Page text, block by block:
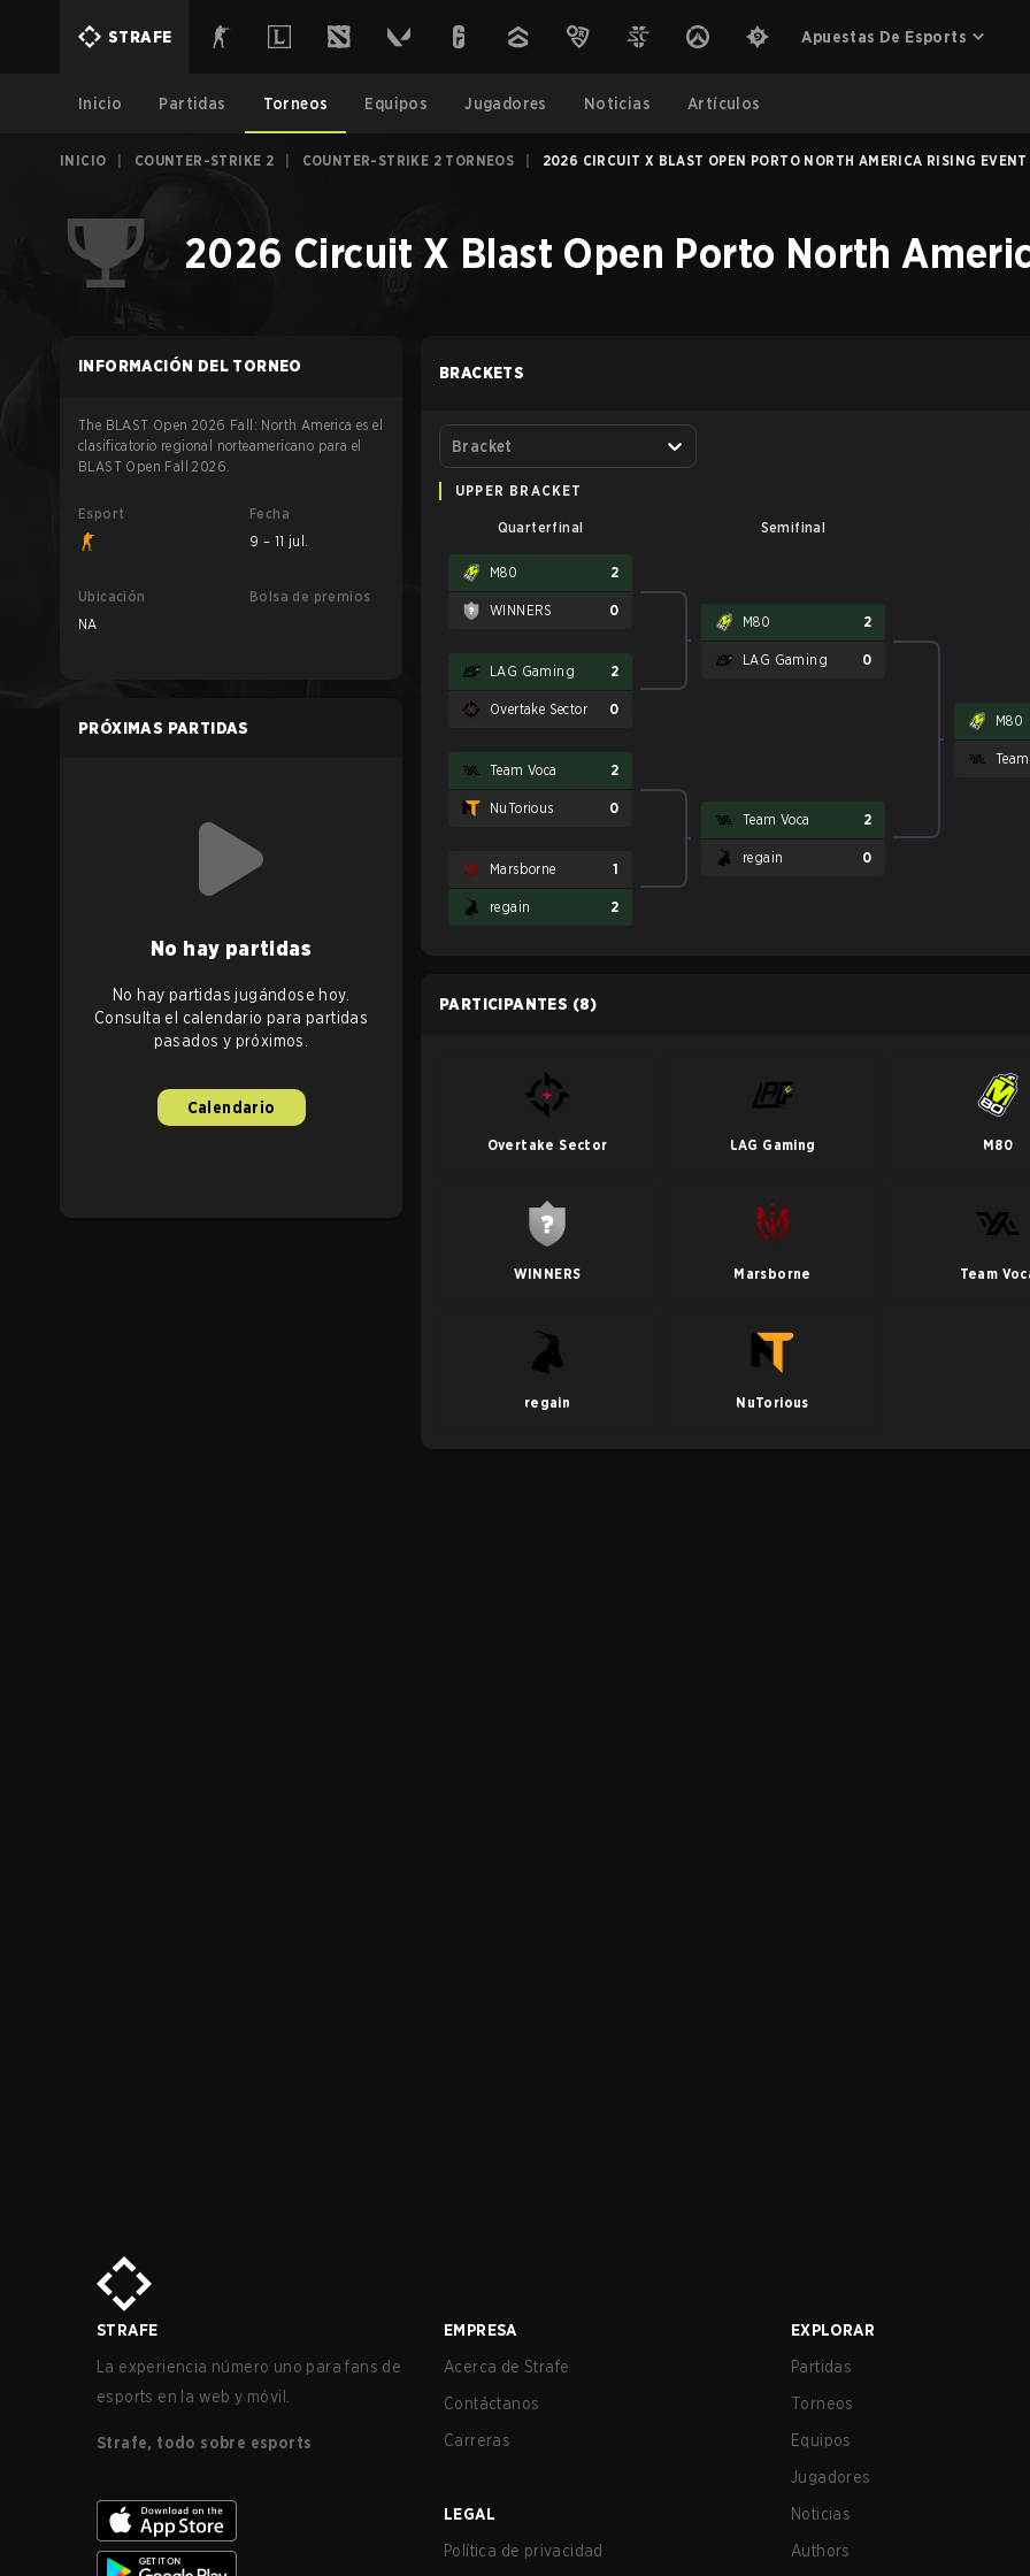
STRAFE Apuestas De Esports
Inicio Partidas Torneos Equipos Jugadores Noticias Artículos
INICIO COUNTER-STRIKE 2 COUNTER-STRIKE 2 TORNEOS 2026 CIRCUIT X BLAST OPEN PORTO NORTH AMERICA RISING EVENT
2026 Circuit X Blast Open Porto North
INFORMACIÓN DEL TORNEO
The BLAST Open 2026 Fall: North America es el
clasificatorio regional norteamericano para el
BLAST Open Fall 2026.
Esport
Fecha
9 – 11 jul.
Ubicación
NA
Bolsa de premios
PRÓXIMAS PARTIDAS
No hay partidas
No hay partidas jugándose hoy.
Consulta el calendario para partidas
pasados y próximos.
Calendario
BRACKETS
Bracket
UPPER BRACKET
Quarterfinal Semifinal
M80 2
WINNERS 0
LAG Gaming 2
Overtake Sector 0
Team Voca 2
NuTorious 0
Marsborne 1
regain 2
M80 2
LAG Gaming 0
Team Voca 2
regain 0
M80
PARTICIPANTES (8)
Overtake Sector LAG Gaming M80
WINNERS Marsborne Team
regain NuTorious
STRAFE
La experiencia número uno para fans de
esports en la web y móvil.
Strafe, todo sobre esports
EMPRESA
Acerca de Strafe
Contáctanos
Carreras
LEGAL
Política de privacidad
EXPLORAR
Partidas
Torneos
Equipos
Jugadores
Noticias
Authors